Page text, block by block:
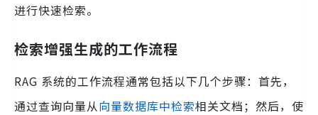
进行快速检索。
检索增强生成的工作流程
RAG 系统的工作流程通常包括以下几个步骤：首先，
通过查询向量从向量数据库中检索相关文档；然后，使